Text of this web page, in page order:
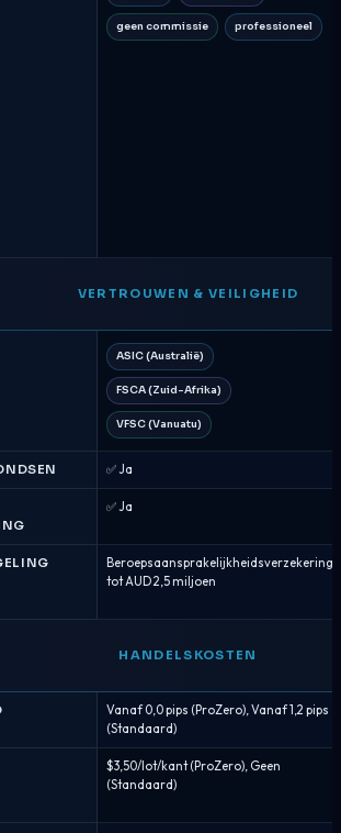
geen commissie professioneel
VERTROUWEN & VEILIGHEID
ASIC (Australië)
FSCA (Zuid-Afrika)
VFSC (Vanuatu)
✅ Ja
✅ Ja
Beroepsaansprakelijkheidsverzekering
tot AUD 2,5 miljoen
HANDELSKOSTEN
Vanaf 0,0 pips (ProZero), Vanaf 1,2 pips
(Standaard)
$3,50/lot/kant (ProZero), Geen
(Standaard)